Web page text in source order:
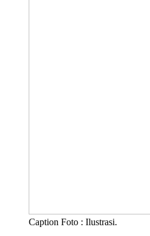
Caption Foto : Ilustrasi.